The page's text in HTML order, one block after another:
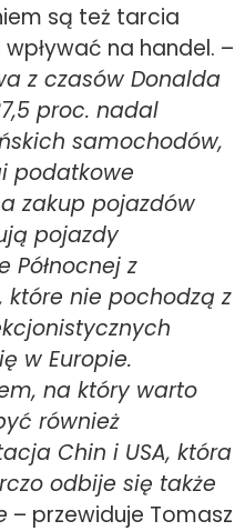
są też tarcia
na handel. –
z czasów Donalda
proc. nadal
samochodów,
podatkowe
zakup pojazdów
pojazdy
Północnej z
nie pochodzą z
w Europie.
na który warto
również
Chin i USA, która
odbije się także
– przewiduje Tomasz